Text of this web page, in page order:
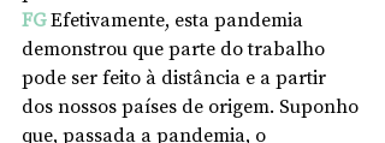
FGEfetivamente, esta pandemia
demonstrou que parte do trabalho
pode ser feito à distância e a partir
dos nossos países de origem. Suponho
que, passada a pandemia, o